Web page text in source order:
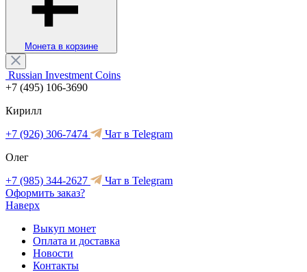
Монета в корзине
Russian Investment Coins
+7 (495) 106-3690
Кирилл
+7 (926) 306-7474
Чат в Telegram
Олег
+7 (985) 344-2627
Чат в Telegram
Оформить заказ?
Наверх
Выкуп монет
Оплата и доставка
Новости
Контакты